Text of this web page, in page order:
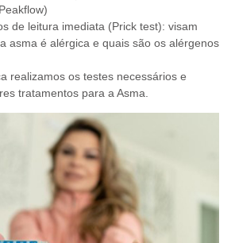
de leitura imediata (Prick test): visam
asma é alérgica e quais são os alérgenos
realizamos os testes necessários e
tratamentos para a Asma.